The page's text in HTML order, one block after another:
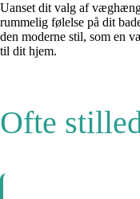
Uanset dit valg af
rummelig følelse på dit
den moderne stil, som en
til dit hjem.
Ofte